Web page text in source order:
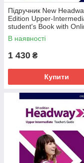
Підручник New
Edition Upper-
student's Book with
Practice
В наявності
1 430 ₴
Купити